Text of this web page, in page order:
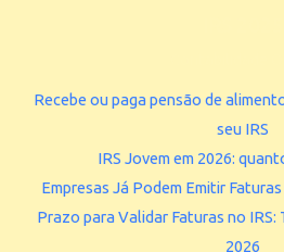
Recebe ou paga pensão de
seu IRS
IRS Jovem em 2026:
Empresas Já Podem Emitir
Prazo para Validar Faturas no IRS:
2026